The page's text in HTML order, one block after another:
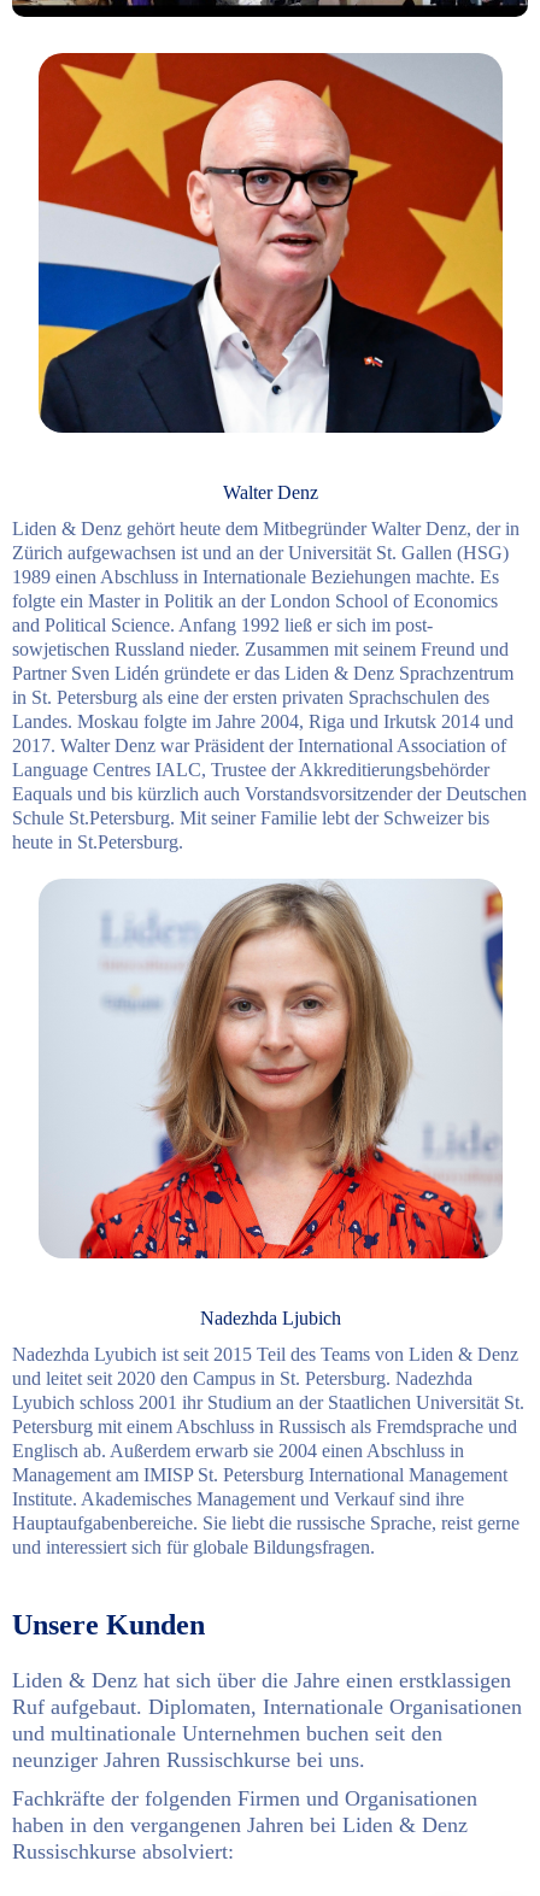
Walter Denz
Liden & Denz gehört heute dem Mitbegründer Walter Denz, der in
Zürich aufgewachsen ist und an der Universität St. Gallen (HSG)
1989 einen Abschluss in Internationale Beziehungen machte. Es
folgte ein Master in Politik an der London School of Economics
and Political Science. Anfang 1992 ließ er sich im post-
sowjetischen Russland nieder. Zusammen mit seinem Freund und
Partner Sven Lidén gründete er das Liden & Denz Sprachzentrum
in St. Petersburg als eine der ersten privaten Sprachschulen des
Landes. Moskau folgte im Jahre 2004, Riga und Irkutsk 2014 und
2017. Walter Denz war Präsident der International Association of
Language Centres IALC, Trustee der Akkreditierungsbehörder
Eaquals und bis kürzlich auch Vorstandsvorsitzender der Deutschen
Schule St.Petersburg. Mit seiner Familie lebt der Schweizer bis
heute in St.Petersburg.
Nadezhda Ljubich
Nadezhda Lyubich ist seit 2015 Teil des Teams von Liden & Denz
und leitet seit 2020 den Campus in St. Petersburg. Nadezhda
Lyubich schloss 2001 ihr Studium an der Staatlichen Universität St.
Petersburg mit einem Abschluss in Russisch als Fremdsprache und
Englisch ab. Außerdem erwarb sie 2004 einen Abschluss in
Management am IMISP St. Petersburg International Management
Institute. Akademisches Management und Verkauf sind ihre
Hauptaufgabenbereiche. Sie liebt die russische Sprache, reist gerne
und interessiert sich für globale Bildungsfragen.
Unsere Kunden
Liden & Denz hat sich über die Jahre einen erstklassigen
Ruf aufgebaut. Diplomaten, Internationale Organisationen
und multinationale Unternehmen buchen seit den
neunziger Jahren Russischkurse bei uns.
Fachkräfte der folgenden Firmen und Organisationen
haben in den vergangenen Jahren bei Liden & Denz
Russischkurse absolviert: